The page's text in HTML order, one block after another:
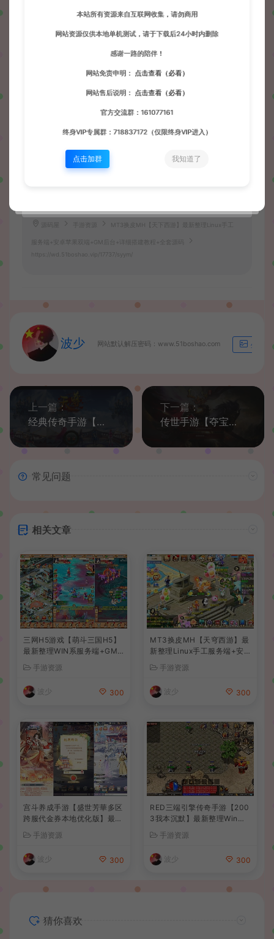
收藏 (0) 点赞 (
手游资源 MT3换皮MH【天下西游】最新整理Linux手工
服务端+安卓苹果双端+GM后台+详细搭建教程+全套源码
https://wd.51boshao.vip/17737/syym/
波少 网站默认解压密码：www.51boshao.com 生成海
上一篇：
经典传奇手游【天尊传奇】最新整理Win系特色服务端+安卓苹果双端+GM后台+详细搭建教程
下一篇：
传世手游【夺宝传世/天龙传世】最新整理Linux手工服务端+安卓苹果双端+GM授权物品后台+详细搭建教程
常见问题
相关文章
三网H5游戏【萌斗三国H5】
最新整理WIN系服务端+GM
后台+详细搭建教程
手游资源
波少 300
MT3换皮MH【天穹西游】最
新整理Linux手工服务端+安
卓苹果双端+GM后台+详细搭
建教程+全套源码+视频教程
手游资源
波少 300
宫斗养成手游【盛世芳華多区
跨服代金券本地优化版】最新
整理单机一键即玩端+Linux
手工服务端+CDK授权后台
+安卓+详细搭建教程
手游资源
波少 300
RED三端引擎传奇手游【200
3我本沉默】最新整理Win系
服务端+安卓苹果PC三端+详
细搭建教程
手游资源
波少 300
猜你喜欢
本站所有资源来自互联网收集，请勿商用
网站资源仅供本地单机测试，请于下载后24小时内删除
感谢一路的陪伴！
网站免责申明： 点击查看（必看）
网站售后说明： 点击查看（必看）
官方交流群：161077161
终身VIP专属群：718837172（仅限终身VIP进入）
点击加群 我知道了